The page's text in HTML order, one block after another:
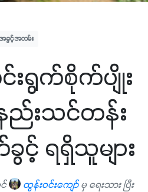
ခွင့်အလမ်း
းရွက်စိုက်ပျိုး
းသင်တန်း
ရရှိသူများ
ထွန်းဝင်းကျော်မှ ရေးသား ပြီး